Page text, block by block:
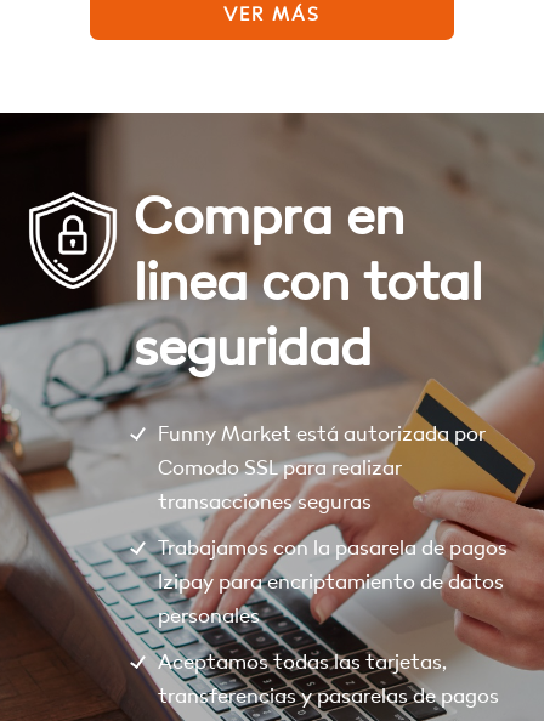
VER MÁS
Compra en
linea con total
seguridad
Funny Market está autorizada por
Comodo SSL para realizar
transacciones seguras
Trabajamos con la pasarela de pagos
Izipay para encriptamiento de datos
personales
Aceptamos todas las tarjetas,
transferencias y pasarelas de pagos